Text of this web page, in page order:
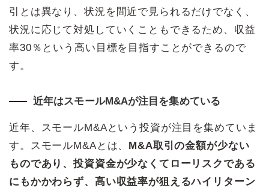
引とは異なり、状況を間近で見られるだけでなく、
状況に応じて対処していくこともできるため、収益
率30％という高い目標を目指すことができるので
す。
近年はスモールM&Aが注目を集めている
近年、スモールM&Aという投資が注目を集めていま
す。スモールM&Aとは、 M&A取引の金額が少ない
ものであり、投資資金が少なくてローリスクである
にもかかわらず、高い収益率が狙えるハイリターン